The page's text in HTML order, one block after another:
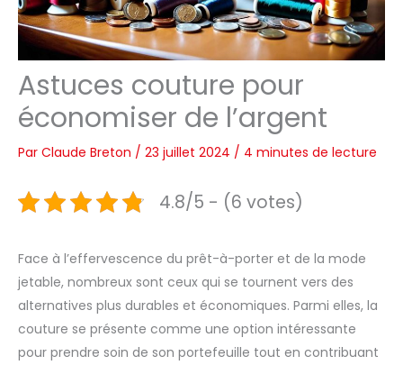
Astuces couture pour
économiser de l’argent
Par Claude Breton / 23 juillet 2024 / 4 minutes de lecture
4.8/5 - (6 votes)
Face à l’effervescence du prêt-à-porter et de la mode
jetable, nombreux sont ceux qui se tournent vers des
alternatives plus durables et économiques. Parmi elles, la
couture se présente comme une option intéressante
pour prendre soin de son portefeuille tout en contribuant